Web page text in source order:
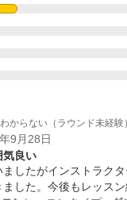
からない（ラウンド未経験）
9月28日
気良い
したがインストラク
した。今後もレッスン